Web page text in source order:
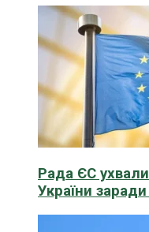
Рада ЄС
України